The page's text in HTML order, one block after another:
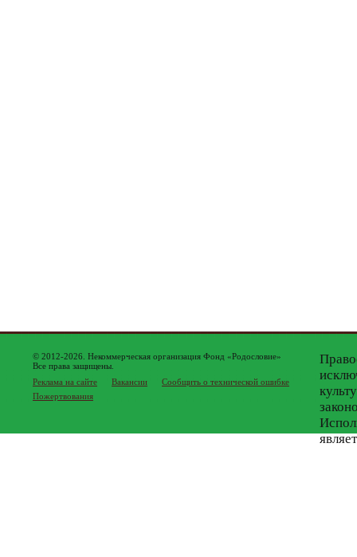
© 2012-2026. Некоммерческая организация Фонд «Родословие»
Все права защищены.
Реклама на сайте
Вакансии
Сообщить о технической ошибке
Пожертвования